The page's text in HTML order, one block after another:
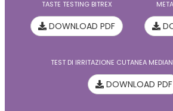
TASTE TESTING BITREX
DOWNLOAD PDF
TEST DI IRRITAZIONE CUTANEA
DOWNLOAD PDF